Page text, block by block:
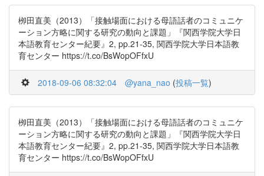
栁田直美（2013）「接触場面における母語話者のコミュニケ
ーション方略に関する研究の動向と課題」『関西学院大学日
本語教育センター紀要』2, pp.21-35, 関西学院大学日本語教
育センター https://t.co/BsWopOFfxU
2018-09-06 08:32:04 @yana_nao (投稿一覧)
栁田直美（2013）「接触場面における母語話者のコミュニケ
ーション方略に関する研究の動向と課題」『関西学院大学日
本語教育センター紀要』2, pp.21-35, 関西学院大学日本語教
育センター https://t.co/BsWopOFfxU